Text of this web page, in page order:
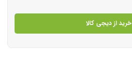
خرید از دیجی کالا